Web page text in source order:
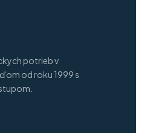
potrieb v
od roku 1999 s